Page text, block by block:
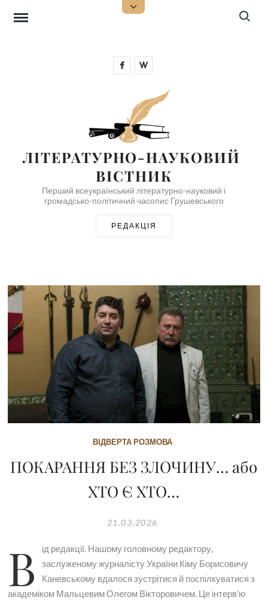
Open
Search
FacebookWikipedia
ЛІТЕРАТУРНО-НАУКОВИЙ
ВІСТНИК
Перший всеукраїнський літературно-науковий і
громадсько-політичний часопис Грушевського
РЕДАКЦІЯ
ВІДВЕРТА РОЗМОВА
ПОКАРАННЯ БЕЗ ЗЛОЧИНУ… або
ХТО Є ХТО…
21.03.2026
В
ід редакції. Нашому головному редактору,
заслуженому журналісту України Кіму Борисовичу
Каневському вдалося зустрітися й поспілкуватися з
академіком Мальцевим Олегом Вікторовичем. Це інтерв’ю